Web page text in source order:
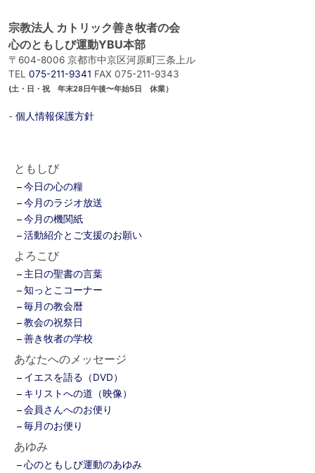
宗教法人 カトリック善き牧者の会
心のともしび運動YBU本部
〒604-8006 京都市中京区河原町三条上ル
TEL 075-211-9341 FAX 075-211-9343
(土・日・祝 年末28日午後〜年始5日 休業）
- 個人情報保護方針
ともしび
今日の心の糧
今月のラジオ放送
今月の機関紙
活動紹介とご支援のお願い
よろこび
主日の聖書の言葉
知っとこコーナー
毎月の教会暦
教会の祝祭日
善き牧者の学校
あなたへのメッセージ
イエスを語る（DVD）
キリストへの道（映像）
会員さんへのお便り
毎月のお便り
あゆみ
心のともしび運動のあゆみ